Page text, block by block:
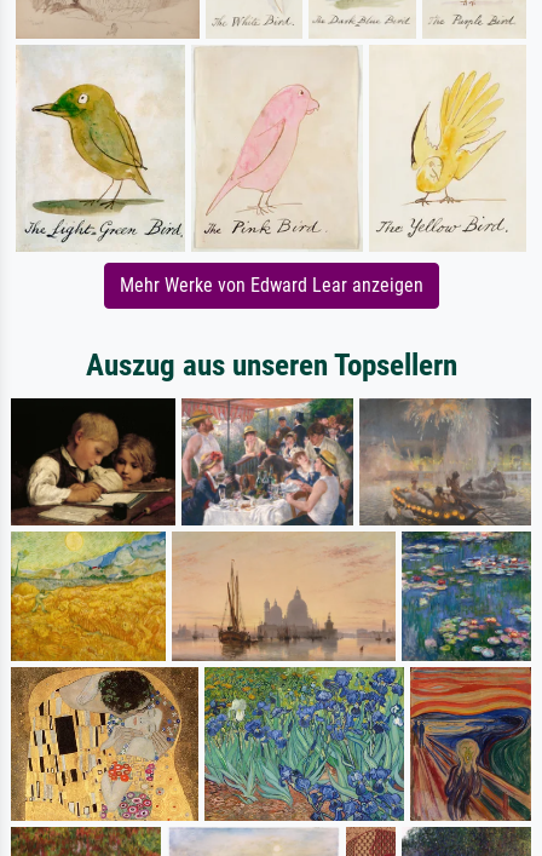
Mehr Werke von Edward Lear anzeigen
Auszug aus unseren Topsellern